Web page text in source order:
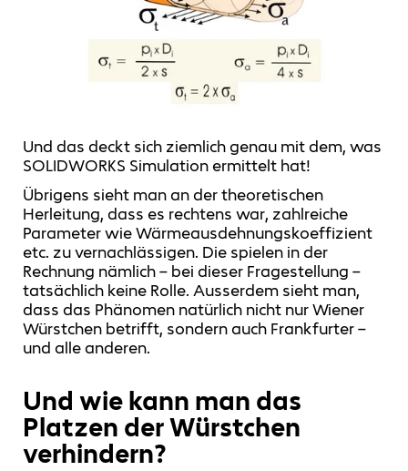
Und das deckt sich ziemlich genau mit dem, was
SOLIDWORKS Simulation ermittelt hat!
Übrigens sieht man an der theoretischen
Herleitung, dass es rechtens war, zahlreiche
Parameter wie Wärmeausdehnungskoeffizient
etc. zu vernachlässigen. Die spielen in der
Rechnung nämlich – bei dieser Fragestellung –
tatsächlich keine Rolle. Ausserdem sieht man,
dass das Phänomen natürlich nicht nur Wiener
Würstchen betrifft, sondern auch Frankfurter –
und alle anderen.
Und wie kann man das
Platzen der Würstchen
verhindern?